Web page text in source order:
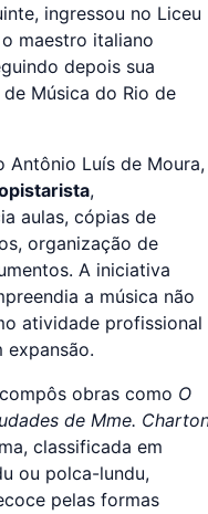
ingressou no Liceu
maestro italiano
depois sua
Música do Rio de
Antônio Luís de Moura,
,
aulas, cópias de
organização de
A iniciativa
a música não
atividade profissional
expansão.
obras como O
de Mme.
classificada em
ou polca-lundu,
pelas formas